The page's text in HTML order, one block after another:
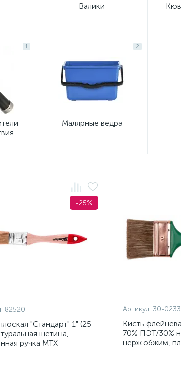
Валики
1 2
Малярные ведра
-25%
82520
"Стандарт" 1" (25
щетина,
ручка MTX
Артикул: 30-0233
Кисть
70% ПЭT/30%
нерж.обжим,